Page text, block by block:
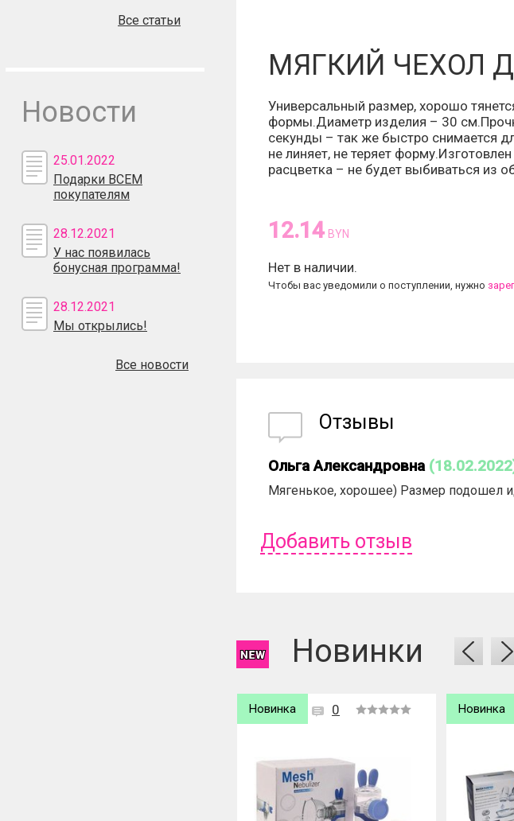
Все статьи
Новости
25.01.2022
Подарки ВСЕМ
покупателям
28.12.2021
У нас появилась
бонусная программа!
28.12.2021
Мы открылись!
Все новости
МЯГКИЙ ЧЕХОЛ
Универсальный размер, хорошо
формы.Диаметр изделия – 30
секунды – так же быстро снимается
не линяет, не теряет
расцветка – не будет выбиваться из
12.14 BYN
Нет в наличии.
Чтобы вас уведомили о поступлении, нужно
Отзывы
Ольга Александровна
Мягенькое, хорошее) Размер подошел
Добавить отзыв
Новинки
0
Новинка Новинка